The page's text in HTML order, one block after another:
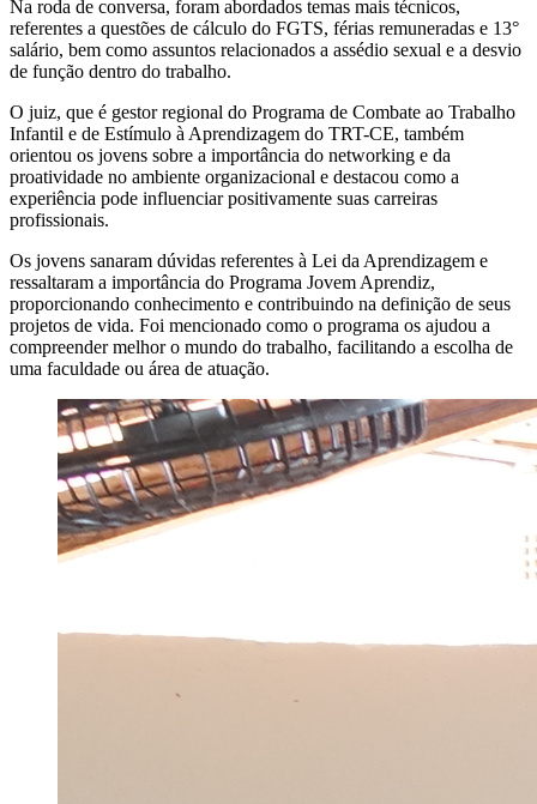
Na roda de conversa, foram abordados temas mais técnicos,
referentes a questões de cálculo do FGTS, férias remuneradas e 13°
salário, bem como assuntos relacionados a assédio sexual e a desvio
de função dentro do trabalho.
O juiz, que é gestor regional do Programa de Combate ao Trabalho
Infantil e de Estímulo à Aprendizagem do TRT-CE, também
orientou os jovens sobre a importância do networking e da
proatividade no ambiente organizacional e destacou como a
experiência pode influenciar positivamente suas carreiras
profissionais.
Os jovens sanaram dúvidas referentes à Lei da Aprendizagem e
ressaltaram a importância do Programa Jovem Aprendiz,
proporcionando conhecimento e contribuindo na definição de seus
projetos de vida. Foi mencionado como o programa os ajudou a
compreender melhor o mundo do trabalho, facilitando a escolha de
uma faculdade ou área de atuação.